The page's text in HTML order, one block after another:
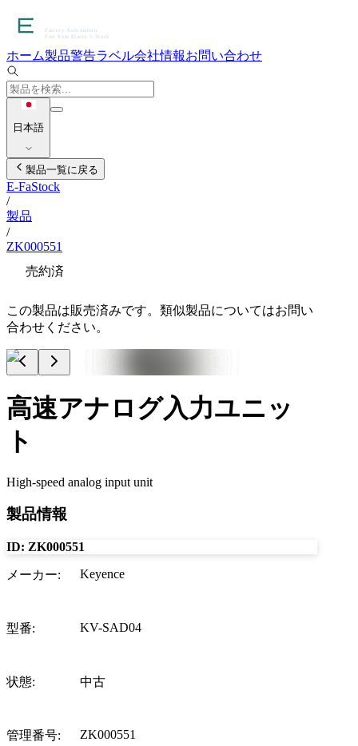
ホーム製品警告ラベル会社情報お問い合わせ
日本語
製品一覧に戻る
E-FaStock
/
製品
/
ZK000551
売約済
この製品は販売済みです。類似製品についてはお問い
合わせください。
高速アナログ入力ユニッ
ト
High-speed analog input unit
製品情報
ID: ZK000551
メーカー: Keyence
型番: KV-SAD04
状態: 中古
管理番号: ZK000551